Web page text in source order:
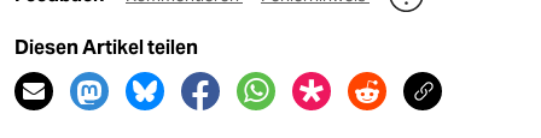
Diesen Artikel teilen